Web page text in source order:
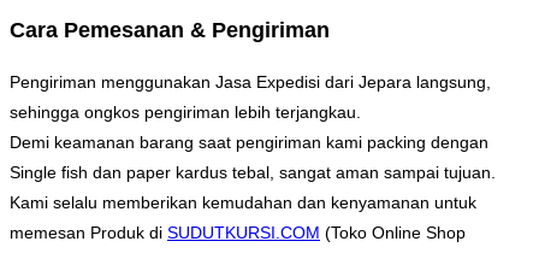
Cara Pemesanan & Pengiriman
Pengiriman menggunakan Jasa Expedisi dari Jepara langsung,
sehingga ongkos pengiriman lebih terjangkau.
Demi keamanan barang saat pengiriman kami packing dengan
Single fish dan paper kardus tebal, sangat aman sampai tujuan.
Kami selalu memberikan kemudahan dan kenyamanan untuk
memesan Produk di SUDUTKURSI.COM (Toko Online Shop